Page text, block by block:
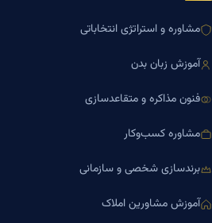
مشاوره و استراتژی انتخاباتی
آموزش زبان بدن
فنون مذاکره و متقاعدسازی
مشاوره کسب‌وکار
برندسازی شخصی و سازمانی
آموزش مشاورین املاک